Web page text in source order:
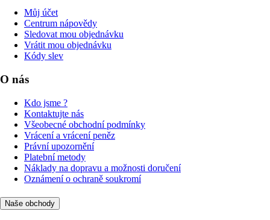
Můj účet
Centrum nápovědy
Sledovat mou objednávku
Vrátit mou objednávku
Kódy slev
O nás
Kdo jsme ?
Kontaktujte nás
Všeobecné obchodní podmínky
Vrácení a vrácení peněz
Právní upozornění
Platební metody
Náklady na dopravu a možnosti doručení
Oznámení o ochraně soukromí
Naše obchody